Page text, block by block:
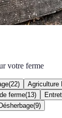
votre ferme
(22) Agriculture
ferme(13)
Désherbage(9)